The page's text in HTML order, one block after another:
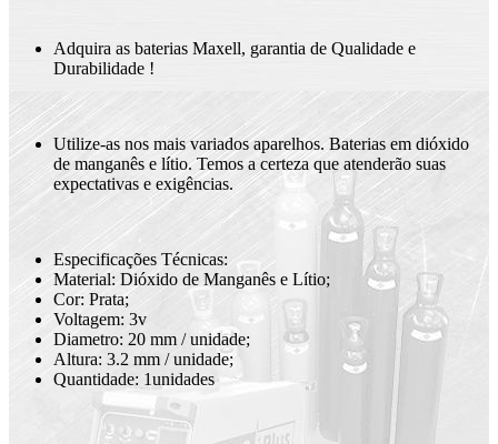
Adquira as baterias Maxell, garantia de Qualidade e
Durabilidade !
Utilize-as nos mais variados aparelhos. Baterias em dióxido
de manganês e lítio. Temos a certeza que atenderão suas
expectativas e exigências.
Especificações Técnicas:
Material: Dióxido de Manganês e Lítio;
Cor: Prata;
Voltagem: 3v
Diametro: 20 mm / unidade;
Altura: 3.2 mm / unidade;
Quantidade: 1unidades